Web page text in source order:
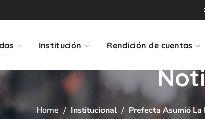
Institución Rendición de cuentas
Home Institucional Prefecta Asumió